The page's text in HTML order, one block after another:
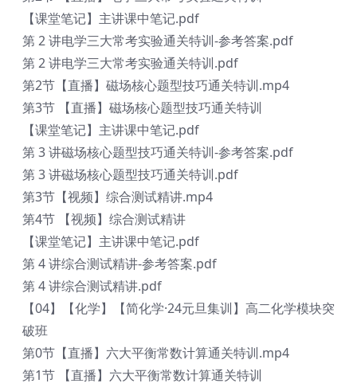
【课堂笔记】主讲课中笔记.pdf
第 2 讲电学三大常考实验通关特训-参考答案.pdf
第 2 讲电学三大常考实验通关特训.pdf
第2节【直播】磁场核心题型技巧通关特训.mp4
第3节 【直播】磁场核心题型技巧通关特训
【课堂笔记】主讲课中笔记.pdf
第 3 讲磁场核心题型技巧通关特训-参考答案.pdf
第 3 讲磁场核心题型技巧通关特训.pdf
第3节【视频】综合测试精讲.mp4
第4节 【视频】综合测试精讲
【课堂笔记】主讲课中笔记.pdf
第 4 讲综合测试精讲-参考答案.pdf
第 4 讲综合测试精讲.pdf
【04】【化学】【简化学·24元旦集训】高二化学模块突
破班
第0节【直播】六大平衡常数计算通关特训.mp4
第1节 【直播】六大平衡常数计算通关特训